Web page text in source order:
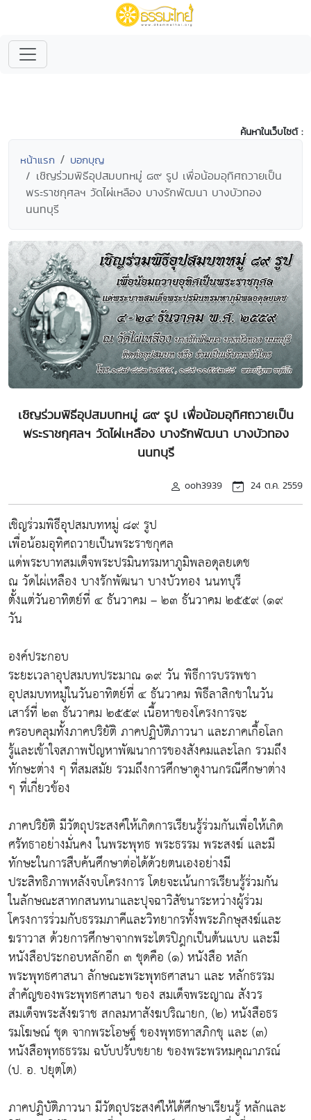
ค้นหาในเว็บไซต์ :
หน้าแรก บอกบุญ
เชิญร่วมพิธีอุปสมบทหมู่ ๘๙ รูป เพื่อน้อมอุทิศถวายเป็น
พระราชกุศลฯ วัดไผ่เหลือง บางรักพัฒนา บางบัวทอง
นนทบุรี
เชิญร่วมพิธีอุปสมบทหมู่ ๘๙ รูป เพื่อน้อมอุทิศถวายเป็น
พระราชกุศลฯ วัดไผ่เหลือง บางรักพัฒนา บางบัวทอง
นนทบุรี
ooh3939 24 ต.ค. 2559
เชิญร่วมพิธีอุปสมบทหมู่ ๘๙ รูป
เพื่อน้อมอุทิศถวายเป็นพระราชกุศล
แด่พระบาทสมเด็จพระปรมินทรมหาภูมิพลอดุลยเดช
ณ วัดไผ่เหลือง บางรักพัฒนา บางบัวทอง นนทบุรี
ตั้งแต่วันอาทิตย์ที่ ๔ ธันวาคม – ๒๓ ธันวาคม ๒๕๕๙ (๑๙
วัน
องค์ประกอบ
ระยะเวลาอุปสมบทประมาณ ๑๙ วัน พิธีการบรรพชา
อุปสมบทหมู่ในวันอาทิตย์ที่ ๔ ธันวาคม พิธีลาสิกขาในวัน
เสาร์ที่ ๒๓ ธันวาคม ๒๕๕๙ เนื้อหาของโครงการจะ
ครอบคลุมทั้งภาคปริยัติ ภาคปฏิบัติภาวนา และภาคเกื้อโลก
รู้และเข้าใจสภาพปัญหาพัฒนาการของสังคมและโลก รวมถึง
ทักษะต่าง ๆ ที่สมสมัย รวมถึงการศึกษาดูงานกรณีศึกษาต่าง
ๆ ที่เกี่ยวข้อง
ภาคปริยัติ มีวัตถุประสงค์ให้เกิดการเรียนรู้ร่วมกันเพื่อให้เกิด
ศรัทธาอย่างมั่นคง ในพระพุทธ พระธรรม พระสงฆ์ และมี
ทักษะในการสืบค้นศึกษาต่อได้ด้วยตนเองอย่างมี
ประสิทธิภาพหลังจบโครงการ โดยจะเน้นการเรียนรู้ร่วมกัน
ในลักษณะสาทกสนทนาและปุจฉาวิสัชนาระหว่างผู้ร่วม
โครงการร่วมกับธรรมภาคีและวิทยากรทั้งพระภิกษุสงฆ์และ
ฆราวาส ด้วยการศึกษาจากพระไตรปิฎกเป็นต้นแบบ และมี
หนังสือประกอบหลักอีก ๓ ชุดคือ (๑) หนังสือ หลัก
พระพุทธศาสนา ลักษณะพระพุทธศาสนา และ หลักธรรม
สำคัญของพระพุทธศาสนา ของ สมเด็จพระญาณ สังวร
สมเด็จพระสังฆราช สกลมหาสังฆปริณายก, (๒) หนังสือธร
รมโฆษณ์ ชุด จากพระโอษฐ์ ของพุทธทาสภิกขุ และ (๓)
หนังสือพุทธธรรม ฉบับปรับขยาย ของพระพรหมคุณาภรณ์
(ป. อ. ปยุตฺโต)
ภาคปฏิบัติภาวนา มีวัตถุประสงค์ให้ได้ศึกษาเรียนรู้ หลักและ